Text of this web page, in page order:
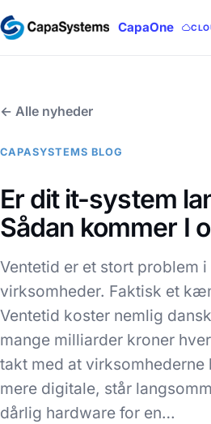
CapaOne
← Alle nyheder
CAPASYSTEMS BLOG
Er dit it-system
Sådan kommer I
Ventetid er et stort problem
virksomheder. Faktisk et
Ventetid koster nemlig
mange milliarder kroner
takt med at virksomhederne
mere digitale, står
dårlig hardware for en…